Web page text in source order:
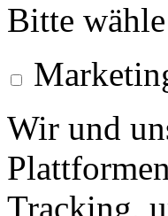
Bitte
Wir und
Tracking,